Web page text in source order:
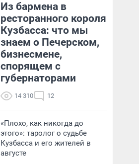
Из бармена в
ресторанного короля
Кузбасса: что мы
знаем о Печерском,
бизнесмене,
спорящем с
губернаторами
14 310 12
«Плохо, как никогда до
этого»: таролог о судьбе
Кузбасса и его жителей в
августе